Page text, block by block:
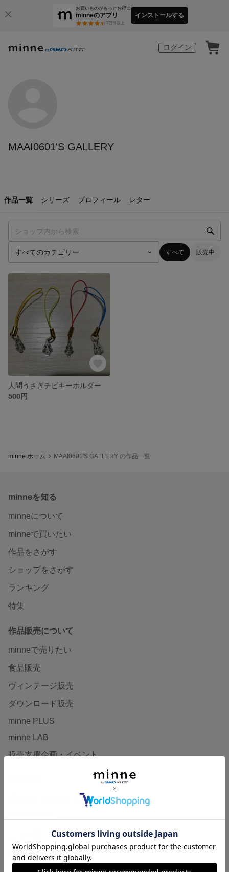
お買いものがもっとお得に
minneのアプリ
3万件以上
インストールする
ログイン
MAAI0601'S GALLERY
作品一覧 シリーズ プロフィール レター
すべて 販売中
人間うさぎチビキーホルダー
500円
minne ホーム MAAI0601'S GALLERY の作品一覧
minneを知る
minneについて
minneで買いたい
作品をさがす
ショップをさがす
ランキング
特集
作品販売について
minneで売りたい
食品販売
ヴィンテージ販売
ダウンロード販売
minne PLUS
minne LAB
販売支援企画・イベント
minneとものづくりと
minneの本